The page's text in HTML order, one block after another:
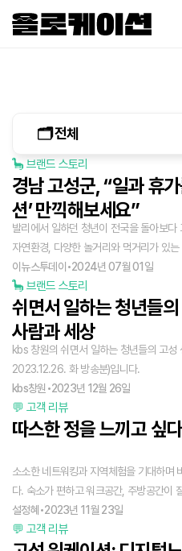
🗂️ 전체
🦕 브랜드 스토리
경남 고성군, “일과 휴
션’ 만끽해보세요”
발리에서 일하던 청년이 전국을 돌아보
자연환경, 다양한 놀거리와 먹거리가 있
이뉴스투데이 •2024년 07월 01일
🦕 브랜드 스토리
쉬면서 일하는 청년들
사람과 세상
kbs 창원의 쉬면서 일하는 청년들의 고
2023.12.26. 화 방송분)입니다.
kbs창원 •2023년 12월 26일
💬 고객 리뷰
소소한 네트워킹과 지역체험을 기대하며
다. 숙소가 편하고 워크공간, 주방공간이 잘 되어있으며 위치도 좋아 근처를 걸어 다
닐 수 있었어요. 글라스아트체험은 다 함께 수다떨며 내가 가져갈 수 있는 물건을 만
들 수 있어 좋았습니다. 만들 수 있는 제품이 좀 더 다양하면 좋을 것 같아요! 바다공
설정혜 •2023년 11월 23일
💬 고객 리뷰